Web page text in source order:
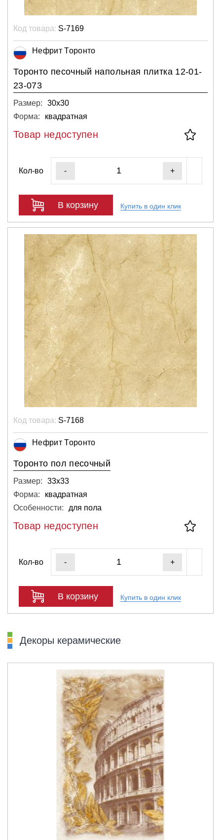
Код товара: S-7169
Нефрит Торонто
Торонто песочный напольная плитка 12-01-
23-073
Размер:
30х30
Форма:
квадратная
Товар недоступен
Кол-во - +
В корзину Купить в один клик
Код товара: S-7168
Нефрит Торонто
Торонто пол песочный
Размер:
33х33
Форма:
квадратная
Особенности:
для пола
Товар недоступен
Кол-во - +
В корзину Купить в один клик
Декоры керамические